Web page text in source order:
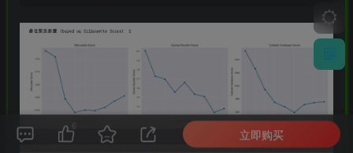
6
立即购买